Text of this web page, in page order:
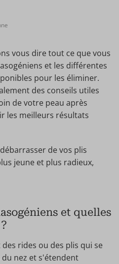
vous dire tout ce que vous
et les différentes
pour les éliminer.
des conseils utiles
de votre peau après
les meilleurs résultats
de vos plis
jeune et plus radieux,
et quelles
rides ou des plis qui se
nez et s'étendent